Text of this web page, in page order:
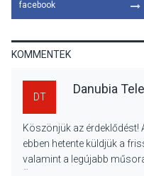
facebook
KOMMENTEK
DT
Danubia
Köszönjük az érdeklődést!
ebben hetente küldjük a
valamint a legújabb